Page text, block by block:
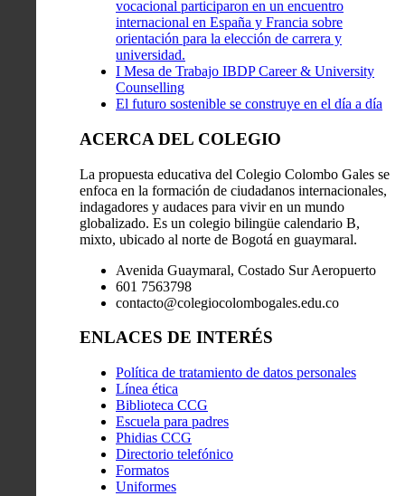
vocacional participaron en un encuentro
internacional en España y Francia sobre
orientación para la elección de carrera y
universidad.
I Mesa de Trabajo IBDP Career & University
Counselling
El futuro sostenible se construye en el día a día
ACERCA DEL COLEGIO
La propuesta educativa del Colegio Colombo Gales se
enfoca en la formación de ciudadanos internacionales,
indagadores y audaces para vivir en un mundo
globalizado. Es un colegio bilingüe calendario B,
mixto, ubicado al norte de Bogotá en guaymaral.
Avenida Guaymaral, Costado Sur Aeropuerto
601 7563798
contacto@colegiocolombogales.edu.co
ENLACES DE INTERÉS
Política de tratamiento de datos personales
Línea ética
Biblioteca CCG
Escuela para padres
Phidias CCG
Directorio telefónico
Formatos
Uniformes